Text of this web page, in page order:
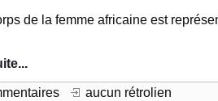
de la femme africaine est
...
aucun rétrolien